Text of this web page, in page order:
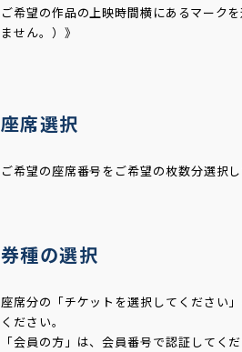
ご希望の作品の上映時間横にあるマーク
ません。）》
座席選択
ご希望の座席番号をご希望の枚数分選択し
券種の選択
座席分の「チケットを選択してください
ください。
「会員の方」は、会員番号で認証してくだ